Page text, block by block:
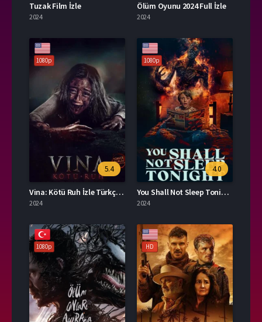
Tuzak Film İzle
2024
Ölüm Oyunu 2024 Full İzle
2024
1080p
5.4
Vina: Kötü Ruh İzle Türkçe Dublaj
2024
1080p
4.0
You Shall Not Sleep Tonight Türkçe Dublaj İzle
2024
1080p HD